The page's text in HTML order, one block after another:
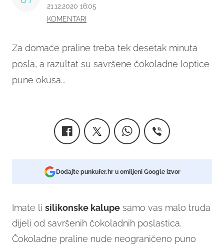
Za domaće praline treba tek desetak minuta
posla, a razultat su savršene čokoladne loptice
pune okusa...
21.12.2020 16:05
KOMENTARI
Dodajte punkufer.hr u omiljeni Google izvor
Imate li silikonske kalupe samo vas malo truda
dijeli od savršenih čokoladnih poslastica.
Čokoladne praline nude neograničeno puno